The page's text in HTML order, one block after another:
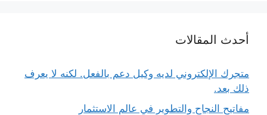
أحدث المقالات
متجرك الإلكتروني لديه وكيل دعم بالفعل. لكنه لا يعرف
ذلك بعد.
مفاتيح النجاح والتطوير في عالم الاستثمار